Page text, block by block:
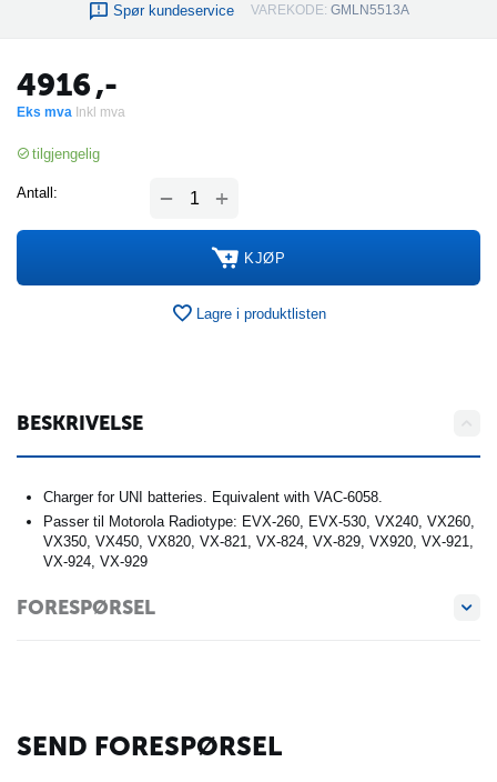
Spør kundeservice VAREKODE: GMLN5513A
4916,-
Eks mva Inkl mva
tilgjengelig
Antall: +
−
KJØP
Lagre i produktlisten
BESKRIVELSE
Charger for UNI batteries. Equivalent with VAC-6058.
Passer til Motorola Radiotype: EVX-260, EVX-530, VX240, VX260,
VX350, VX450, VX820, VX-821, VX-824, VX-829, VX920, VX-921,
VX-924, VX-929
FORESPØRSEL
SEND FORESPØRSEL